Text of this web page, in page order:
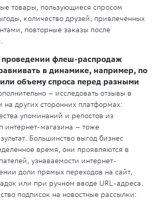
товары, пользующиеся спросом
количество друзей, привлеченных
повторные заказы после
проведении флеш-распродаж
в динамике, например, по
объему спроса перед разными
– исследовать отзывы в
на других сторонних платформах:
упоминаний и репостов из
интернет-магазина – тоже
Большинство выгод бизнес
время, они проявляются в
узнаваемости интернет-
доли прямых переходов на сайт,
или при ручном вводе URL-адреса.
подписок на новостные рассылки: